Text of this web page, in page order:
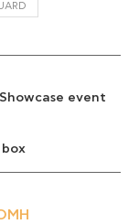
event
box